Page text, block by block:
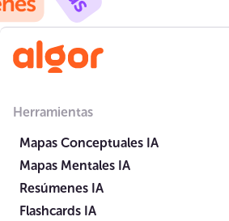
Herramientas
Mapas Conceptuales IA
Mapas Mentales IA
Resúmenes IA
Flashcards IA